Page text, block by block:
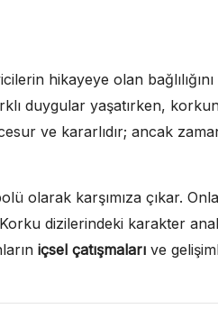
hikayeye olan
duygular yaşatırken,
ve kararlıdır; ancak
olarak karşımıza çıkar.
dizilerindeki karakter
içsel çatışmaları ve